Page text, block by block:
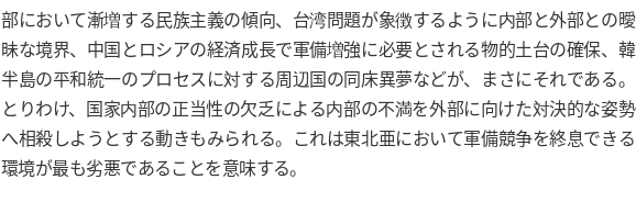
部において漸増する民族主義の傾向、台湾問題が象徴するように内部と外部との曖
昧な境界、中国とロシアの経済成長で軍備増強に必要とされる物的土台の確保、韓
半島の平和統一のプロセスに対する周辺国の同床異夢などが、まさにそれである。
とりわけ、国家内部の正当性の欠乏による内部の不満を外部に向けた対決的な姿勢
へ相殺しようとする動きもみられる。これは東北亜において軍備競争を終息できる
環境が最も劣悪であることを意味する。